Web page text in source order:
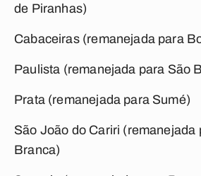
de Piranhas)
Cabaceiras (remanejada para
Paulista (remanejada para São
Prata (remanejada para Sumé)
São João do Cariri (remanejada
Branca)